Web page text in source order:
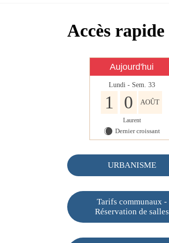
Accès rapide
Aujourd'hui
Lundi - Sem. 33
1 0 AOÛT
Laurent
X Dernier croissant
URBANISME
Tarifs communaux -
Réservation de salles